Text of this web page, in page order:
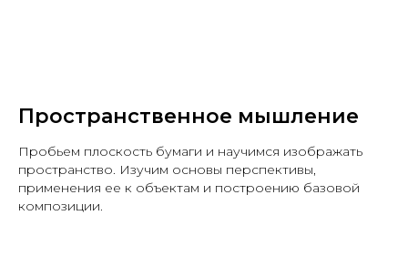
Пространственное мышление
Пробьем плоскость бумаги и научимся изображать
пространство. Изучим основы перспективы,
применения ее к объектам и построению базовой
композиции.